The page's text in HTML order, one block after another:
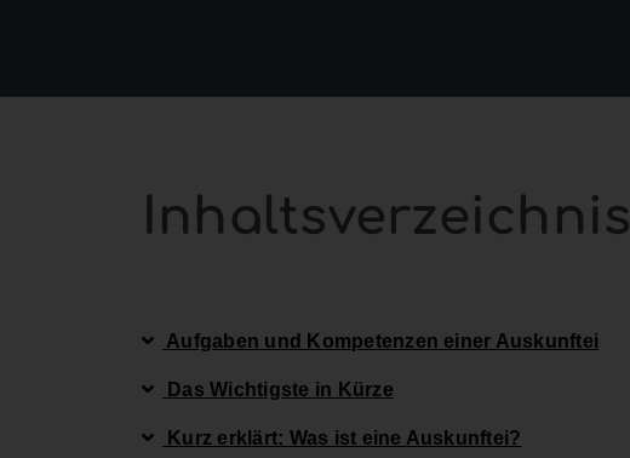
Inhaltsverzeichnis
Aufgaben und Kompetenzen einer Auskunftei
Das Wichtigste in Kürze
Kurz erklärt: Was ist eine Auskunftei?